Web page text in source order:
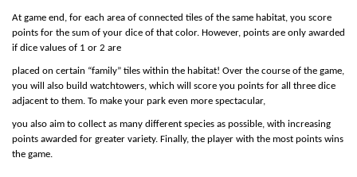
At game end, for each area of connected tiles of the same habitat, you score
points for the sum of your dice of that color. However, points are only awarded
if dice values of 1 or 2 are
placed on certain “family” tiles within the habitat! Over the course of the game,
you will also build watchtowers, which will score you points for all three dice
adjacent to them. To make your park even more spectacular,
you also aim to collect as many different species as possible, with increasing
points awarded for greater variety. Finally, the player with the most points wins
the game.